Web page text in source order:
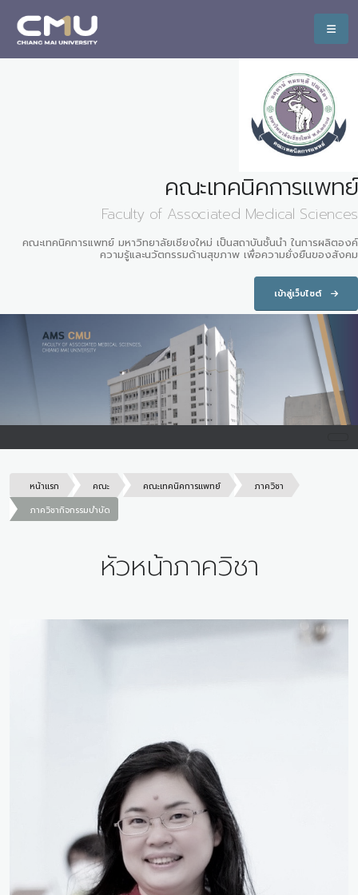
คณะเทคนิคการแพทย์
Faculty of Associated Medical Sciences
คณะเทคนิคการแพทย์ มหาวิทยาลัยเชียงใหม่ เป็นสถาบันชั้นนำ ในการผลิตองค์
ความรู้และนวัตกรรมด้านสุขภาพ เพื่อความยั่งยืนของสังคม
เข้าสู่เว็บไซต์
หน้าแรก คณะ คณะเทคนิคการแพทย์
ภาควิชา
ภาควิชากิจกรรมบําบัด
หัวหน้าภาควิชา